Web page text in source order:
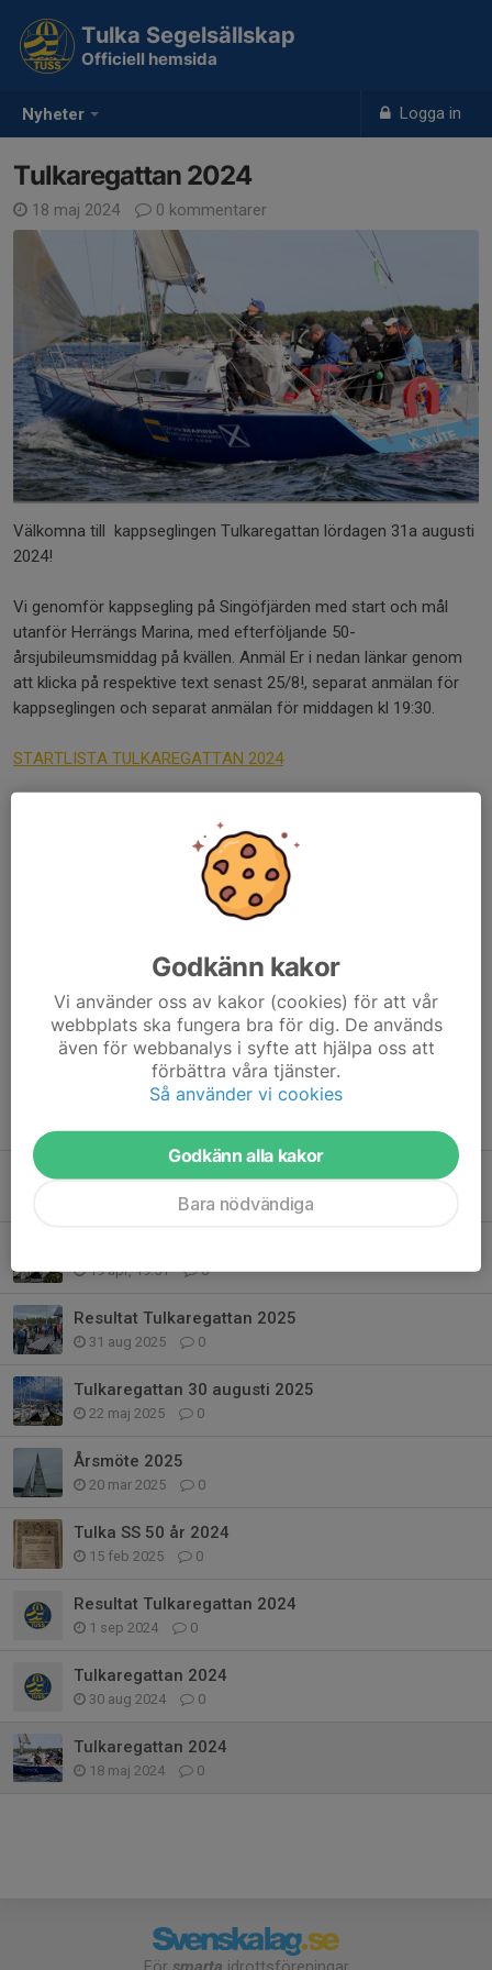
Nyheter Logga in
Tulka Segelsällskap
Officiell hemsida
Tulkaregattan 2024
18 maj 2024 0 kommentarer
Välkomna till kappseglingen Tulkaregattan lördagen 31a augusti
2024!
Vi genomför kappsegling på Singöfjärden med start och mål
utanför Herrängs Marina, med efterföljande 50-
årsjubileumsmiddag på kvällen. Anmäl Er i nedan länkar genom
att klicka på respektive text senast 25/8!, separat anmälan för
kappseglingen och separat anmälan för middagen kl 19:30.
STARTLISTA TULKAREGATTAN 2024
ANMÄLAN TILL MIDDAGEN
Seglingsföreskrifter hittar ni HÄR
Banbeskrivning hittar ni HÄR
Dela nyhet
Tulkaregattan 2026
0
19 apr, 19:51 0
Resultat Tulkaregattan 2025
31 aug 2025 0
Tulkaregattan 30 augusti 2025
22 maj 2025 0
Årsmöte 2025
20 mar 2025 0
Tulka SS 50 år 2024
15 feb 2025 0
Resultat Tulkaregattan 2024
1 sep 2024 0
Tulkaregattan 2024
30 aug 2024 0
Tulkaregattan 2024
18 maj 2024 0
Godkänn kakor
Vi använder oss av kakor (cookies) för att vår
webbplats ska fungera bra för dig. De används
även för webbanalys i syfte att hjälpa oss att
förbättra våra tjänster.
Så använder vi cookies
Godkänn alla kakor
Bara nödvändiga